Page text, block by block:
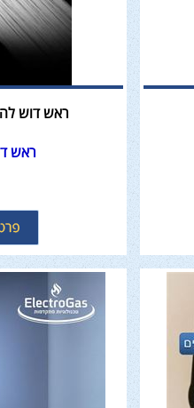
ראש דוש
ראש